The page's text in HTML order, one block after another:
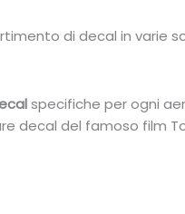
di decal in varie
specifiche per ogni
decal del famoso film